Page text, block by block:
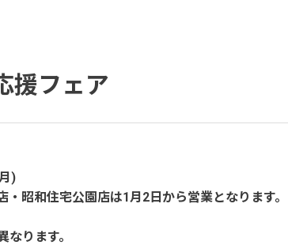
援フェア
)
宅公園店は1月2日から営業となります。
ます。